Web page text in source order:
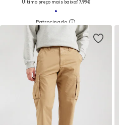
Último preço mais baixo:17,99€